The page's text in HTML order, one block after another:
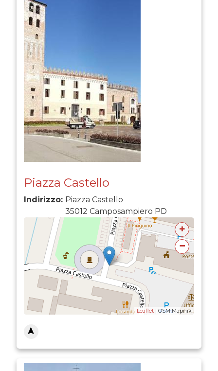
Piazza Castello
Indirizzo: Piazza Castello
35012 Camposampiero PD
+
−
Leaflet | OSM Mapnik